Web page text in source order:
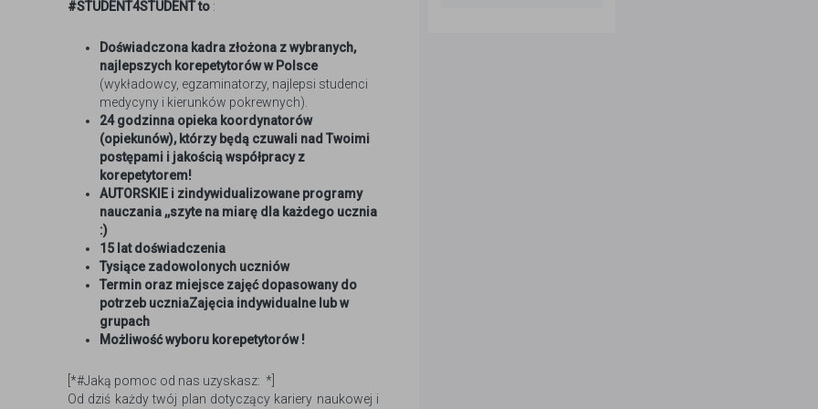
#STUDENT4STUDENT to :
Doświadczona kadra złożona z wybranych,
najlepszych korepetytorów w Polsce
(wykładowcy, egzaminatorzy, najlepsi studenci
medycyny i kierunków pokrewnych).
24 godzinna opieka koordynatorów
(opiekunów), którzy będą czuwali nad Twoimi
postępami i jakością współpracy z
korepetytorem!
AUTORSKIE i zindywidualizowane programy
nauczania ,,szyte na miarę dla każdego ucznia
:)
15 lat doświadczenia
Tysiące zadowolonych uczniów
Termin oraz miejsce zajęć dopasowany do
potrzeb uczniaZajęcia indywidualne lub w
grupach
Możliwość wyboru korepetytorów !
[*#Jaką pomoc od nas uzyskasz: *]
Od dziś każdy twój plan dotyczący kariery naukowej i